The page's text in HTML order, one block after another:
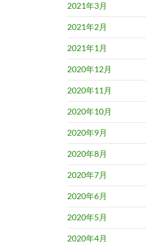
2021年3月
2021年2月
2021年1月
2020年12月
2020年11月
2020年10月
2020年9月
2020年8月
2020年7月
2020年6月
2020年5月
2020年4月